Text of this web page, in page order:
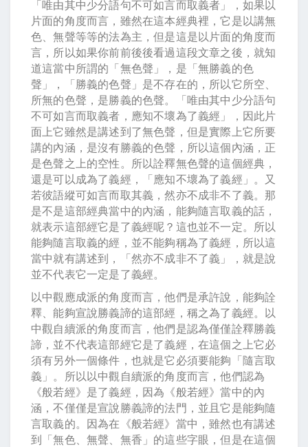
「唯由其中少分語句不可如言而取義者」，如果以
片面的角度而言，雖然在這本經典裡，它是以講無
色、無聲等等的法為主，但是這是以片面的角度而
言，所以如果你前前後後看過這段文章之後，就知
道這當中所謂的「無色聲」，是「無勝義的色
聲」，「勝義的色聲」是不存在的，所以它所空、
所無的色聲，是勝義的色聲。「唯由其中少分語句
不可如言而取義者，應知不壞為了義經」，因此片
面上它雖然是講述到了無色聲，但是實際上它所要
講的內涵，是沒有勝義的色聲，所以這個內涵，正
是色聲之上的空性。所以詮釋無色聲的這個經典，
還是可以成為了義經，「應知不壞為了義經」。又
若彼語縱可如言而取其義，然亦不成非不了義。那
是不是這部經典當中的內涵，能夠隨言取義的話，
就表示這部經它是了義經呢？這也並不一定。所以
能夠隨言取義的經，並不能夠稱為了義經，所以這
當中就有講述到，「然亦不成非不了義」，就是說
並不代表它一定是了義經。
以中觀應成派的角度而言，他們是承許說，能夠詮
釋、能夠宣說勝義諦的這部經，稱之為了義經。以
中觀自續派的角度而言，他們是認為僅僅詮釋勝義
諦，並不代表這部經它是了義經，在這個之上它必
須有另外一個條件，也就是它必須要能夠「隨言取
義」。所以以中觀自續派的角度而言，他們認為
《般若經》是了義經，因為《般若經》當中的內
涵，不僅僅是宣說勝義諦的法門，並且它是能夠隨
言取義的。因為在《般若經》當中，雖然也有講述
到「無色、無聲、無香」的這些字眼，但是在這個